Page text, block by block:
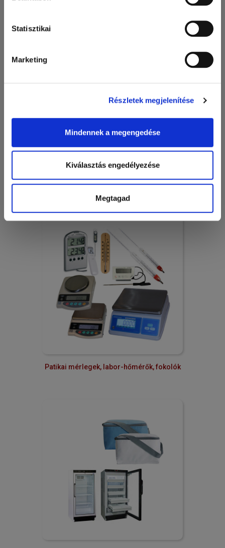
Statisztikai
Marketing
Részletek megjelenítése
Mindennek a megengedése
Kiválasztás engedélyezése
Megtagad
Szignatúrák, patika azonosítók, szigillumok, egyedi címkék
Patikai mérlegek, labor-hőmérők, fokolók